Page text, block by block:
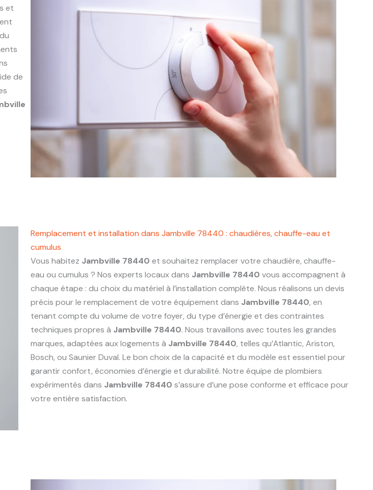
et
de
Remplacement et installation dans Jambville 78440 : chaudières, chauffe-eau et
cumulus
Vous habitez Jambville 78440 et souhaitez remplacer votre chaudière, chauffe-
eau ou cumulus ? Nos experts locaux dans Jambville 78440 vous accompagnent à
chaque étape : du choix du matériel à l’installation complète. Nous réalisons un devis
précis pour le remplacement de votre équipement dans Jambville 78440, en
tenant compte du volume de votre foyer, du type d’énergie et des contraintes
techniques propres à Jambville 78440. Nous travaillons avec toutes les grandes
marques, adaptées aux logements à Jambville 78440, telles qu’Atlantic, Ariston,
Bosch, ou Saunier Duval. Le bon choix de la capacité et du modèle est essentiel pour
garantir confort, économies d’énergie et durabilité. Notre équipe de plombiers
expérimentés dans Jambville 78440 s’assure d’une pose conforme et efficace pour
votre entière satisfaction.